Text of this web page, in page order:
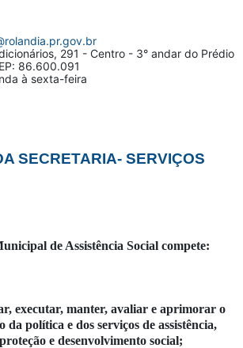
291 - Centro - 3° andar do Prédio
86.600.091
à sexta-feira
SECRETARIA- SERVIÇOS
de Assistência Social compete:
executar, manter, avaliar e aprimorar o
da política e dos serviços de assistência,
e desenvolvimento social;